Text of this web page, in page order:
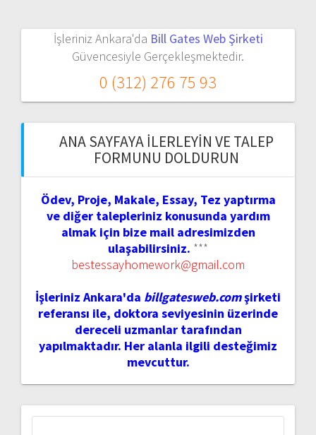
İşleriniz Ankara'da Bill Gates Web Şirketi
Güvencesiyle Gerçekleşmektedir.
0 (312) 276 75 93
ANA SAYFAYA İLERLEYIN VE TALEP
FORMUNU DOLDURUN
Ödev, Proje, Makale, Essay, Tez yaptırma
ve diğer talepleriniz konusunda yardım
almak için bize mail adresimizden
ulaşabilirsiniz. ***
bestessayhomework@gmail.com
İşleriniz Ankara'da billgatesweb.comşirketi
referansı ile, doktora seviyesinin üzerinde
dereceli uzmanlar tarafından
yapılmaktadır. Her alanla ilgili desteğimiz
mevcuttur.